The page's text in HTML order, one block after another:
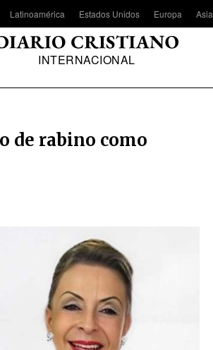
Latinoamérica Estados Unidos Europa Asia
INTERNACIONAL
de rabino como